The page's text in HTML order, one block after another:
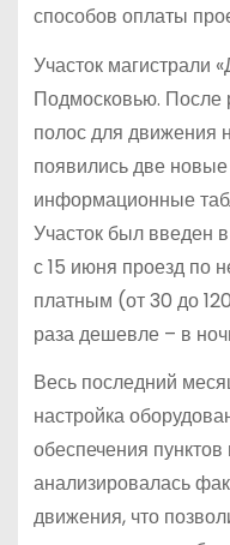
способов оплаты
Участок магистрали
Подмосковью. После
полос для движения
появились две
информационные
Участок был введен
с 15 июня проезд по
платным (от 30 до
раза дешевле – в
Весь последний
настройка
обеспечения
анализировалась
движения, что